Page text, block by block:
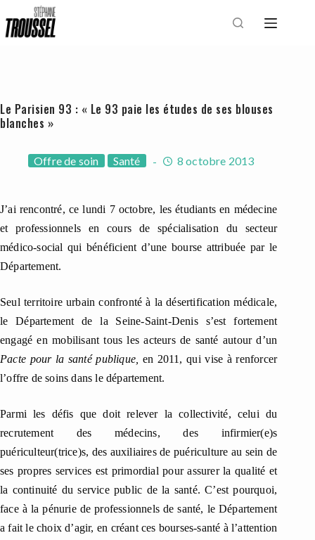
au
Le Parisien 93 : « Le 93 paie les études de ses blouses
blanches »
Offre de soin Santé 8 octobre 2013
J’ai rencontré, ce lundi 7 octobre, les étudiants en médecine
et professionnels en cours de spécialisation du secteur
médico-social qui bénéficient d’une bourse attribuée par le
Département.
Seul territoire urbain confronté à la désertification médicale,
le Département de la Seine-Saint-Denis s’est fortement
engagé en mobilisant tous les acteurs de santé autour d’un
Pacte pour la santé publique, en 2011, qui vise à renforcer
l’offre de soins dans le département.
Parmi les défis que doit relever la collectivité, celui du
recrutement des médecins, des infirmier(e)s
puériculteur(trice)s, des auxiliaires de puériculture au sein de
ses propres services est primordial pour assurer la qualité et
la continuité du service public de la santé. C’est pourquoi,
face à la pénurie de professionnels de santé, le Département
a fait le choix d’agir, en créant ces bourses-santé à l’attention